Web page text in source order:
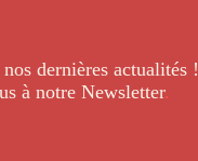
nos dernièresactualités !
à notre Newsletter.